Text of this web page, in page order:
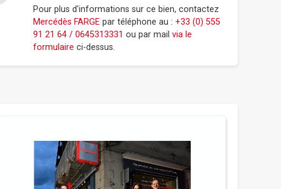
Pour plus d'informations sur ce bien, contactez
Mercédès FARGE par téléphone au : +33 (0) 555
91 21 64 / 0645313331 ou par mail via le
formulaire ci-dessus.